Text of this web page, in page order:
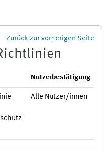
Zurück zur vorherigen Seite
Nutzerbestätigung
Alle Nutzer/innen